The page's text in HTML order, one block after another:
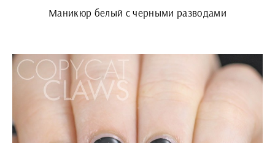
Маникюр белый с черными разводами